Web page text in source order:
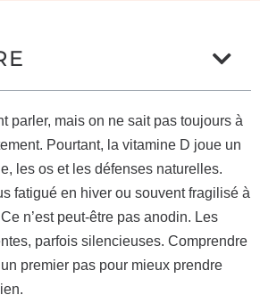
parler, mais on ne sait pas toujours à
Pourtant, la vitamine D joue un
les os et les défenses naturelles.
fatigué en hiver ou souvent fragilisé à
n’est peut-être pas anodin. Les
parfois silencieuses. Comprendre
premier pas pour mieux prendre